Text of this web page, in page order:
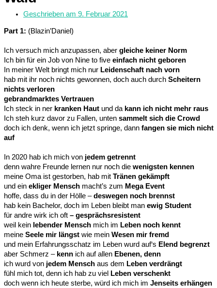
Geschrieben am 9. Februar 2021
Part 1: (Blazin’Daniel)
Ich versuch mich anzupassen, aber gleiche keiner Norm
Ich bin für ein Job von Nine to five einfach nicht geboren
In meiner Welt bringt mich nur Leidenschaft nach vorn
hab mit ihr noch nichts gewonnen, doch auch durch Scheitern
nichts verloren
gebrandmarktes Vertrauen
Ich steck in ner kranken Haut und da kann ich nicht mehr raus
Ich steh kurz davor zu Fallen, unten sammelt sich die Crowd
doch ich denk, wenn ich jetzt springe, dann fangen sie mich nicht
auf
In 2020 hab ich mich von jedem getrennt
denn wahre Freunde lernen nur noch die wenigsten kennen
meine Oma ist gestorben, hab mit Tränen gekämpft
und ein ekliger Mensch macht’s zum Mega Event
hoffe, dass du in der Hölle –deswegen noch brennst
hab kein Bachelor, doch im Leben bleibt man ewig Student
für andre wirk ich oft – gesprächsresistent
weil kein lebender Mensch mich im Leben noch kennt
meine Seele mir längst wie mein Wesen mir fremd
und mein Erfahrungsschatz im Leben wurd auf‘s Elend begrenzt
aber Schmerz – kenn ich auf allen Ebenen, denn
ich wurd von jedem Mensch aus dem Leben verdrängt
fühl mich tot, denn ich hab zu viel
Leben verschenkt
doch wenn ich heute sterbe, würd ich mich im Jenseits erhängen